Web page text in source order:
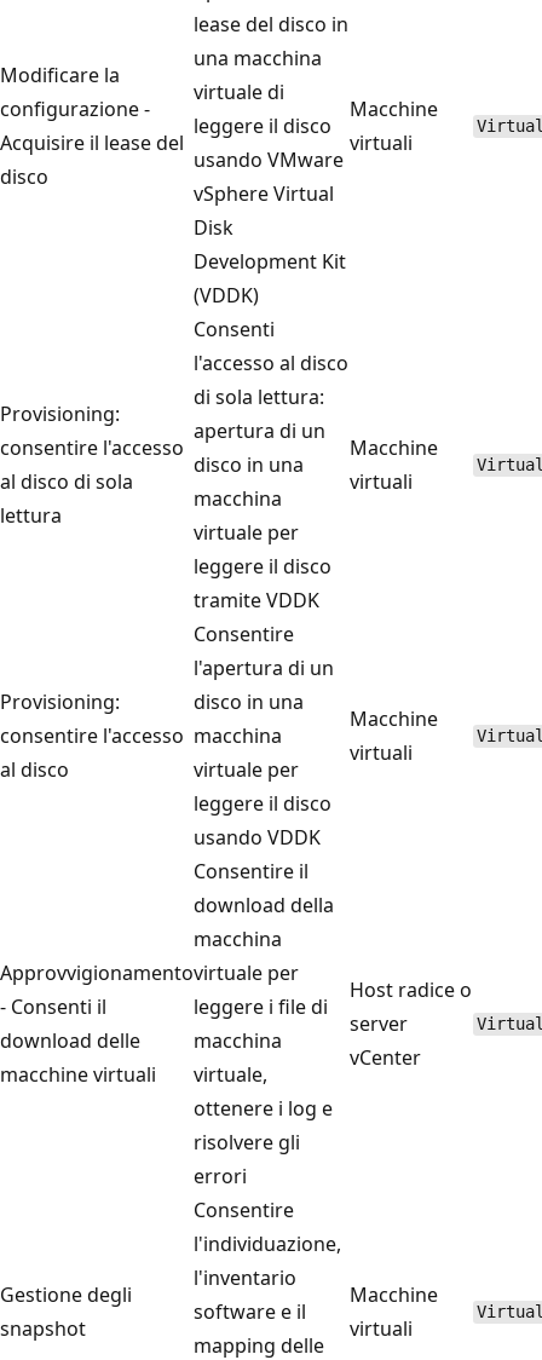
Modificare la
configurazione -
Acquisire il lease del
disco
lease del disco in
una macchina
virtuale di
leggere il disco
usando VMware
vSphere Virtual
Disk
Development Kit
(VDDK)
Macchine
virtuali
Provisioning:
consentire l'accesso
al disco di sola
lettura
Consenti
l'accesso al disco
di sola lettura:
apertura di un
disco in una
macchina
virtuale per
leggere il disco
tramite VDDK
Macchine
virtuali
Provisioning:
consentire l'accesso
al disco
Consentire
l'apertura di un
disco in una
macchina
virtuale per
leggere il disco
usando VDDK
Macchine
virtuali
Approvvigionamento
- Consenti il
download delle
macchine virtuali
Consentire il
download della
macchina
virtuale per
leggere i file di
macchina
virtuale,
ottenere i log e
risolvere gli
errori
Host radice o
server
vCenter
Gestione degli
snapshot
Consentire
l'individuazione,
l'inventario
software e il
mapping delle
Macchine
virtuali